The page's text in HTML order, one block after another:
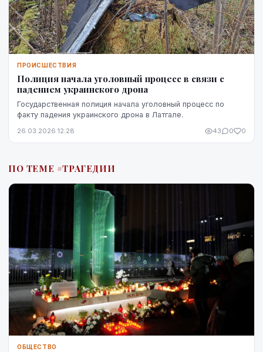
ПРОИСШЕСТВИЯ
Полиция начала уголовный процесс в связи с
падением украинского дрона
Государственная полиция начала уголовный процесс по
факту падения украинского дрона в Латгале.
26.03.2026 12:28 43 0 0
ПО ТЕМЕ #ТРАГЕДИИ
ОБЩЕСТВО